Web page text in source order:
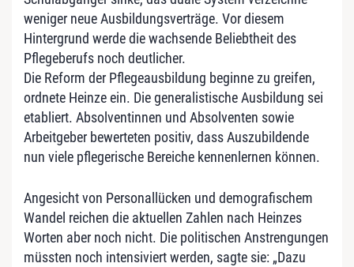
weniger neue Ausbildungsverträge. Vor diesem
Hintergrund werde die wachsende Beliebtheit des
Pflegeberufs noch deutlicher.
Die Reform der Pflegeausbildung beginne zu greifen,
ordnete Heinze ein. Die generalistische Ausbildung sei
etabliert. Absolventinnen und Absolventen sowie
Arbeitgeber bewerteten positiv, dass Auszubildende
nun viele pflegerische Bereiche kennenlernen können.
Angesicht von Personallücken und demografischem
Wandel reichen die aktuellen Zahlen nach Heinzes
Worten aber noch nicht. Die politischen Anstrengungen
müssten noch intensiviert werden, sagte sie: „Dazu